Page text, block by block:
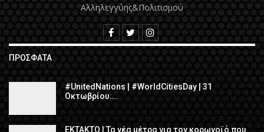
Αλληλεγγύης&Πολιτισμού
ΠΡΌΣΦΑΤΑ
#UnitedNations | #WorldCitiesDay | 31
Οκτωβρίου:…
ΕΚΤΑΚΤΟ | Τα νέα μέτρα για τον κορωνοϊό που